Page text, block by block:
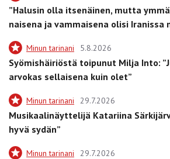
”Halusin olla itsenäinen, mutta
naisena ja vammaisena olisi Iranissa
Minun tarinani 5.8.2026
Syömishäiriöstä toipunut Milja Into:
arvokas sellaisena kuin olet”
Minun tarinani 29.7.2026
Musikaalinäyttelijä Katariina
hyvä sydän”
Minun tarinani 29.7.2026